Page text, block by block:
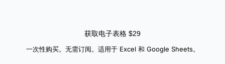
获取电子表格 $29
一次性购买。无需订阅。适用于 Excel 和 Google Sheets。